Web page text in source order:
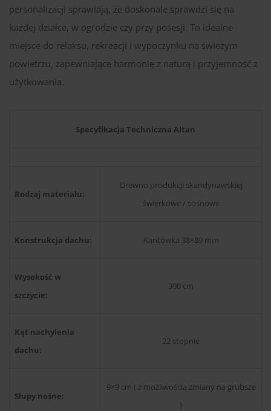
personalizacji sprawiają, że doskonale sprawdzi się na
każdej działce, w ogrodzie czy przy posesji. To idealne
miejsce do relaksu, rekreacji i wypoczynku na świeżym
powietrzu, zapewniające harmonię z naturą i przyjemność z
użytkowania.
Specyfikacja Techniczna Altan
Rodzaj materiału:
Drewno produkcji skandynawskiej
świerkowe / sosnowe
Konstrukcja dachu: Kantówka 38×89 mm
Wysokość w
szczycie:
300 cm
Kąt nachylenia
dachu:
22 stopnie
Słupy nośne:
9×9 cm ( z możliwością zmiany na grubsze
)